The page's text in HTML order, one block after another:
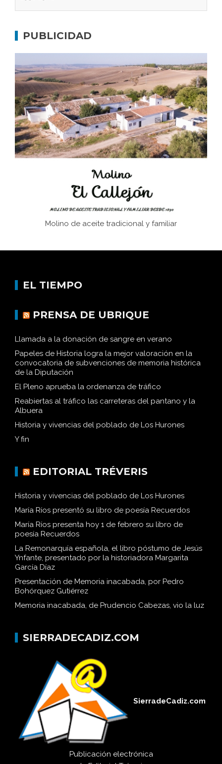
concentración nazis
Bornos
El Frente Popular. Ubrique, febrero-julio 1936
Juntar las letras. La alfabetización en el campo: del
afán de saber a la autogestión
Historia y vivencias del poblado de Los Hurones
PUBLICIDAD
Molino de aceite tradicional y familiar
EL TIEMPO
PRENSA DE UBRIQUE
Llamada a la donación de sangre en verano
Papeles de Historia logra la mejor valoración en la
convocatoria de subvenciones de memoria histórica
de la Diputación
El Pleno aprueba la ordenanza de tráfico
Reabiertas al tráfico las carreteras del pantano y la
Albuera
Historia y vivencias del poblado de Los Hurones
Y fin
EDITORIAL TRÉVERIS
Historia y vivencias del poblado de Los Hurones
María Ríos presentó su libro de poesía Recuerdos
María Ríos presenta hoy 1 de febrero su libro de
poesía Recuerdos
La Remonarquía española, el libro póstumo de Jesús
Ynfante, presentado por la historiadora Margarita
García Díaz
Presentación de Memoria inacabada, por Pedro
Bohórquez Gutiérrez
Memoria inacabada, de Prudencio Cabezas, vio la luz
SIERRADECADIZ.COM
SierradeCadiz.com
Publicación electrónica